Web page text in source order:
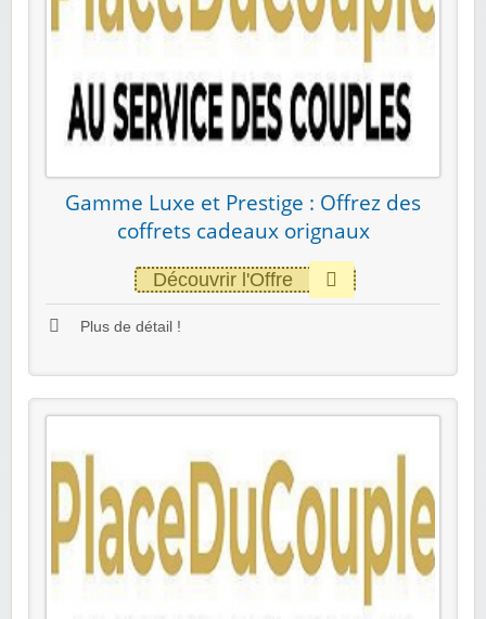
Gamme Luxe et Prestige : Offrez des
coffrets cadeaux orignaux
Découvrir l'Offre
Plus de détail !